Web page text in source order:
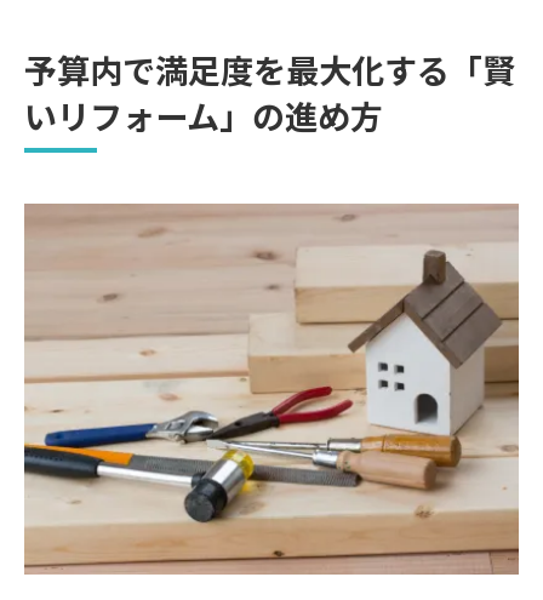
予算内で満足度を最大化する「賢
いリフォーム」の進め方